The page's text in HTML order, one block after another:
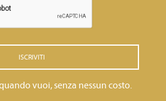
ISCRIVITI
vuoi, senza nessun costo.